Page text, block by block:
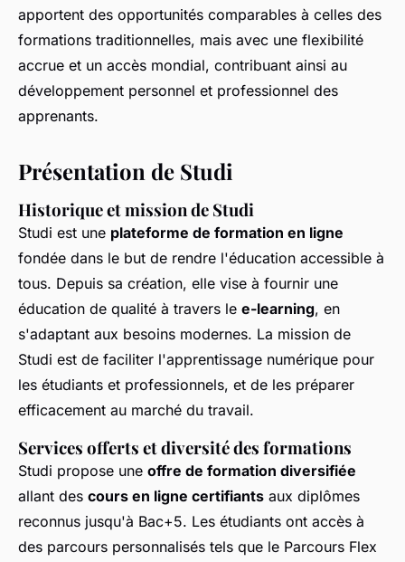
apportent des opportunités comparables à celles des
formations traditionnelles, mais avec une flexibilité
accrue et un accès mondial, contribuant ainsi au
développement personnel et professionnel des
apprenants.
Présentation de Studi
Historique et mission de Studi
Studi est une plateforme de formation en ligne
fondée dans le but de rendre l'éducation accessible à
tous. Depuis sa création, elle vise à fournir une
éducation de qualité à travers le e-learning, en
s'adaptant aux besoins modernes. La mission de
Studi est de faciliter l'apprentissage numérique pour
les étudiants et professionnels, et de les préparer
efficacement au marché du travail.
Services offerts et diversité des formations
Studi propose une offre de formation diversifiée
allant des cours en ligne certifiants aux diplômes
reconnus jusqu'à Bac+5. Les étudiants ont accès à
des parcours personnalisés tels que le Parcours Flex